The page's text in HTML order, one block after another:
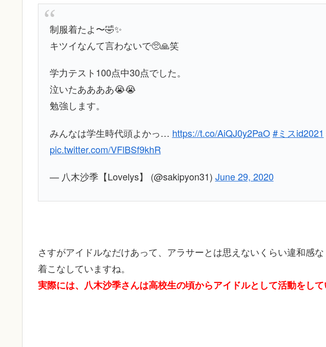
制服着たよ〜🤣✨
キツイなんて言わないで🥺🙏笑
学力テスト100点中30点でした。
泣いたああああ😭😭
勉強します。
みんなは学生時代頭よかっ… https://t.co/AiQJ0y2PaO #ミスid2021
pic.twitter.com/VFlBSf9khR
— 八木沙季【Lovelys】 (@sakipyon31) June 29, 2020
さすがアイドルなだけあって、アラサーとは思えないくらい違和感
着こなしていますね。
実際には、八木沙季さんは高校生の頃からアイドルとして活動をして